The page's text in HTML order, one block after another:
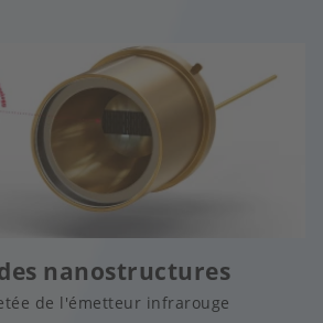
nanostructures
de l'émetteur infrarouge